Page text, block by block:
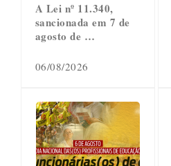
A Lei nº 11.340,
sancionada em 7 de
agosto de …
06/08/2026